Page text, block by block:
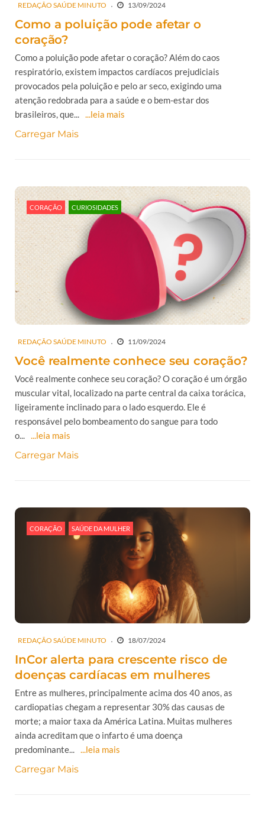
REDAÇÃO SAÚDE MINUTO 13/09/2024
Como a poluição pode afetar o
coração?
Como a poluição pode afetar o coração? Além do caos
respiratório, existem impactos cardíacos prejudiciais
provocados pela poluição e pelo ar seco, exigindo uma
atenção redobrada para a saúde e o bem-estar dos
brasileiros, que... ...leia mais
Carregar Mais
CORAÇÃO CURIOSIDADES
REDAÇÃO SAÚDE MINUTO 11/09/2024
Você realmente conhece seu coração?
Você realmente conhece seu coração? O coração é um órgão
muscular vital, localizado na parte central da caixa torácica,
ligeiramente inclinado para o lado esquerdo. Ele é
responsável pelo bombeamento do sangue para todo
o... ...leia mais
Carregar Mais
CORAÇÃO SAÚDE DA MULHER
REDAÇÃO SAÚDE MINUTO 18/07/2024
InCor alerta para crescente risco de
doenças cardíacas em mulheres
Entre as mulheres, principalmente acima dos 40 anos, as
cardiopatias chegam a representar 30% das causas de
morte; a maior taxa da América Latina. Muitas mulheres
ainda acreditam que o infarto é uma doença
predominante... ...leia mais
Carregar Mais